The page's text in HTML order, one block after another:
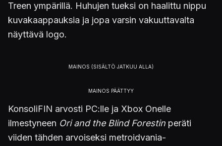
Treen ympärillä. Huhujen tueksi on haalittu nippu
kuvakaappauksia ja jopa varsin vakuuttavalta
näyttävä logo.
KonsoliFIN arvosti PC:lle ja Xbox Onelle
ilmestyneen Ori and the Blind Forestin peräti
viiden tähden arvoiseksi metroidvania-